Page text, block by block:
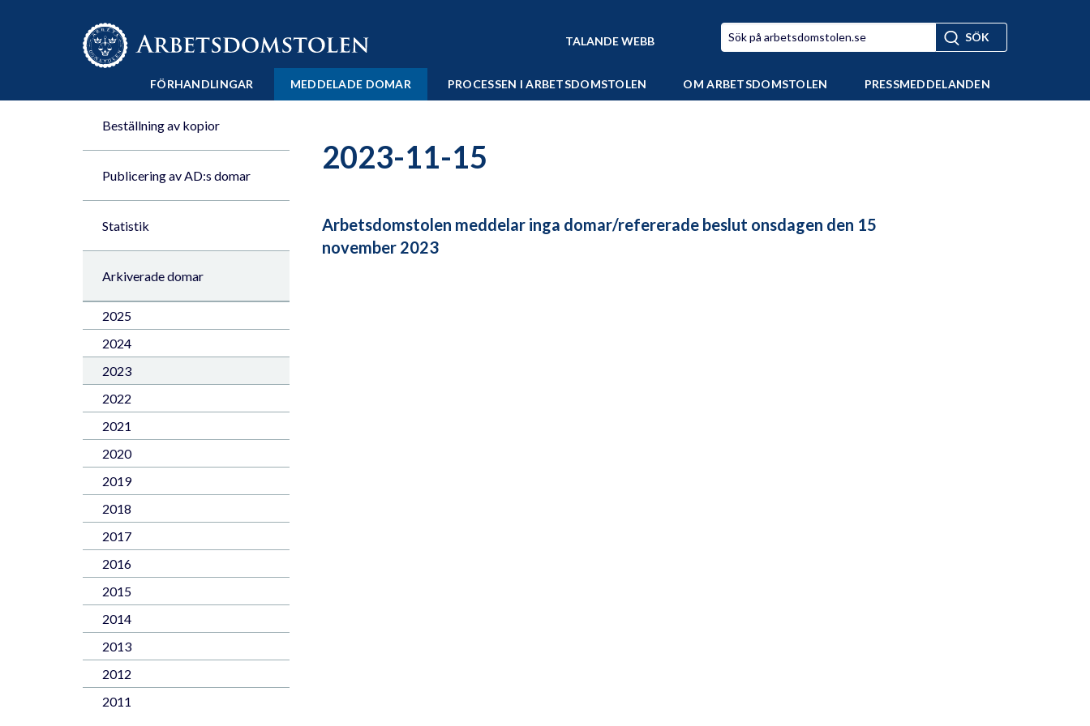
Till innehåll på sidan x
TALANDE WEBB
FÖRHANDLINGAR MEDDELADE DOMAR PROCESSEN I ARBETSDOMSTOLEN OM ARBETSDOMSTOLEN PRESSMEDDELANDEN
Beställning av kopior
Publicering av AD:s domar
Statistik
Arkiverade domar
2025
2024
2023
2022
2021
2020
2019
2018
2017
2016
2015
2014
2013
2012
2011
2023-11-15
Arbetsdomstolen meddelar inga domar/refererade beslut onsdagen den 15
november 2023